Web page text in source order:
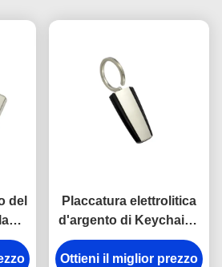
del
Placcatura elettrolitica
d'argento di Keychains
del portiere di plastica
del metallo dell'ABS del
Ottieni il miglior prezzo